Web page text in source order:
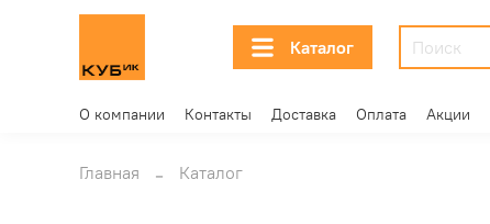
Каталог
О компании Контакты Доставка Оплата Акции
Главная Каталог